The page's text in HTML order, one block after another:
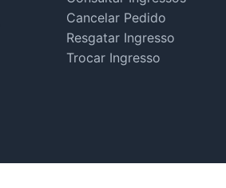
Cancelar Pedido
Resgatar Ingresso
Trocar Ingresso